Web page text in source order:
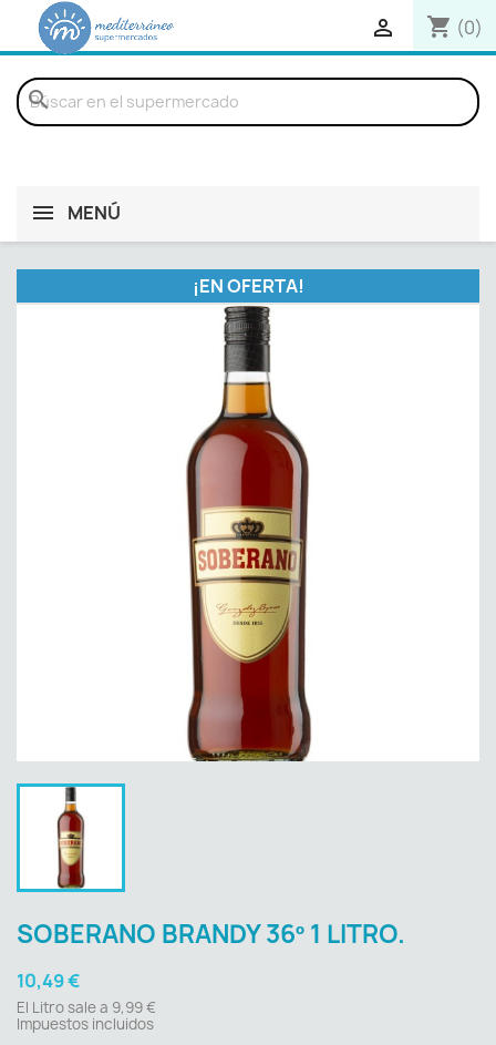
shopping_cart (0)

search
MENÚ
¡EN OFERTA!
SOBERANO BRANDY 36º 1 LITRO.
10,49 €
El Litro sale a 9,99 €
Impuestos incluidos